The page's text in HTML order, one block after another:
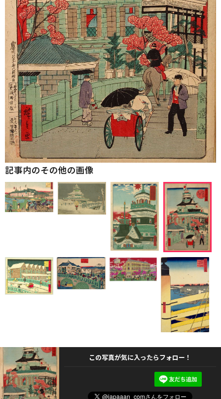
記事内のその他の画像
この写真が気に入ったらフォロー！